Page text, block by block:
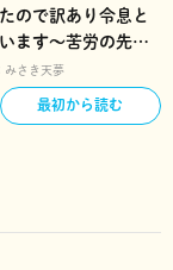
ので訳あり令息と
ます～苦労の先に
の溺愛と幸せでし
みさき天夢
最初から読む